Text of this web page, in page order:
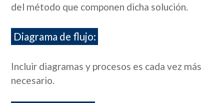
del método que componen dicha solución.
Diagrama de flujo:
Incluir diagramas y procesos es cada vez más
necesario.